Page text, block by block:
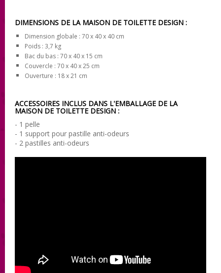
DIMENSIONS DE LA MAISON DE TOILETTE DESIGN :
Dimension globale : 70 x 40 x 40 cm
Poids : 3,7 kg
Bac du bas : 70 x 40 x 15 cm
Couvercle : 70 x 40 x 25 cm
Ouverture : 18 x 21 cm
ACCESSOIRES INCLUS DANS L'EMBALLAGE DE LA
MAISON DE TOILETTE DESIGN :
- 1 pelle
- 1 support pour pastille anti-odeurs
- 2 pastilles anti-odeurs